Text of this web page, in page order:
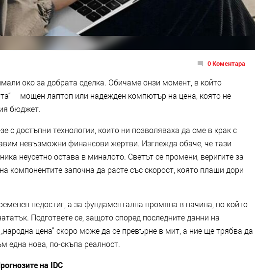
0 Коментара
око за добрата сделка. Обичаме онзи момент, в който
– мощен лаптоп или надежден компютър на цена, която не
бюджет.
с достъпни технологии, които ни позволяваха да сме в крак с
невъзможни финансови жертви. Изглежда обаче, че тази
неусетно остава в миналото. Светът се промени, веригите за
компонентите започна да расте със скорост, която плаши дори
недостиг, а за фундаментална промяна в начина, по който
Подгответе се, защото според последните данни на
цена“ скоро може да се превърне в мит, а ние ще трябва да
една нова, по-скъпа реалност.
на IDC